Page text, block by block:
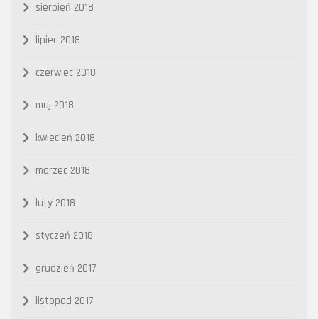
sierpień 2018
lipiec 2018
czerwiec 2018
maj 2018
kwiecień 2018
marzec 2018
luty 2018
styczeń 2018
grudzień 2017
listopad 2017